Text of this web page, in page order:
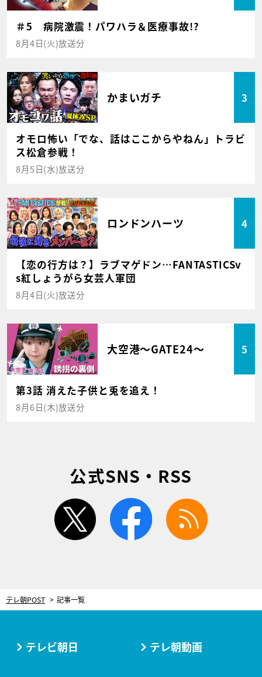
＃5 病院激震！パワハラ＆医療事故!?
8月4日(火)放送分
かまいガチ 3
オモロ怖い「でな、話はここからやねん」トラビ
ス松倉参戦！
8月5日(水)放送分
ロンドンハーツ 4
【恋の行方は？】ラブマゲドン…FANTASTICSv
s紅しょうがら女芸人軍団
8月4日(火)放送分
大空港～GATE24～ 5
第3話 消えた子供と兎を追え！
8月6日(木)放送分
公式SNS・RSS
twitter facebook
テレ朝POST 記事一覧
テレビ朝日 テレ朝動画